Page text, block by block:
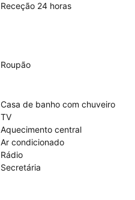
Receção 24 horas
Roupão
Casa de banho com chuveiro
TV
Aquecimento central
Ar condicionado
Rádio
Secretária